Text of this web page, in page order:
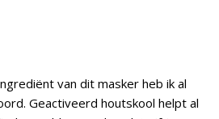
van dit masker heb ik al
Geactiveerd houtskool helpt al